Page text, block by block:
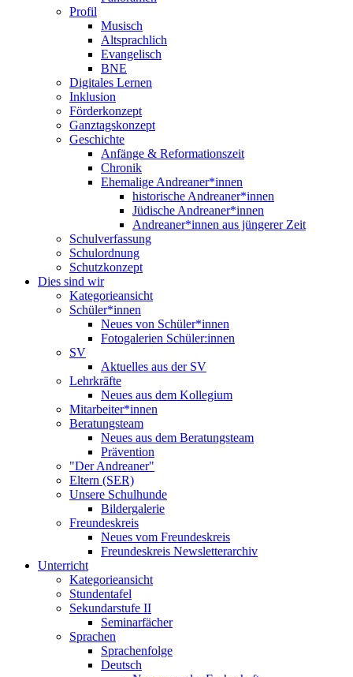
Profil
Musisch
Altsprachlich
Evangelisch
BNE
Digitales Lernen
Inklusion
Förderkonzept
Ganztagskonzept
Geschichte
Anfänge & Reformationszeit
Chronik
Ehemalige Andreaner*innen
historische Andreaner*innen
Jüdische Andreaner*innen
Andreaner*innen aus jüngerer Zeit
Schulverfassung
Schulordnung
Schutzkonzept
Dies sind wir
Kategorieansicht
Schüler*innen
Neues von Schüler*innen
Fotogalerien Schüler:innen
SV
Aktuelles aus der SV
Lehrkräfte
Neues aus dem Kollegium
Mitarbeiter*innen
Beratungsteam
Neues aus dem Beratungsteam
Prävention
"Der Andreaner"
Eltern (SER)
Unsere Schulhunde
Bildergalerie
Freundeskreis
Neues vom Freundeskreis
Freundeskreis Newsletterarchiv
Unterricht
Kategorieansicht
Stundentafel
Sekundarstufe II
Seminarfächer
Sprachen
Sprachenfolge
Deutsch